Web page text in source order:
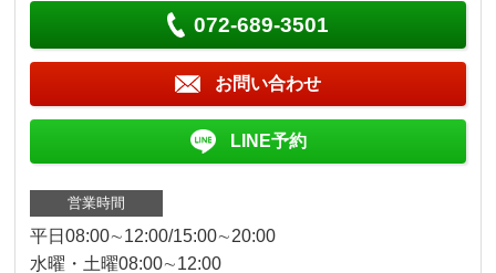
072-689-3501
お問い合わせ
LINE予約
営業時間
平日08:00∼12:00/15:00∼20:00
水曜・土曜08:00∼12:00